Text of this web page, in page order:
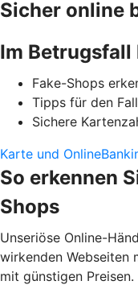
Sicher online
Im Betrugsfall
Fake-Shops
Tipps für den
Sichere
Karte und
So erkennen
Shops
Unseriöse Online-
wirkenden Webseiten
mit günstigen